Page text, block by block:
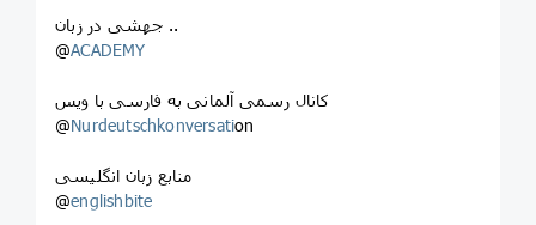
جهشی در زبان ..
@ACADEMY
کانال رسمی آلمانی به فارسی با ویس
@Nurdeutschkonversation
منابع زبان انگلیسی
@englishbite